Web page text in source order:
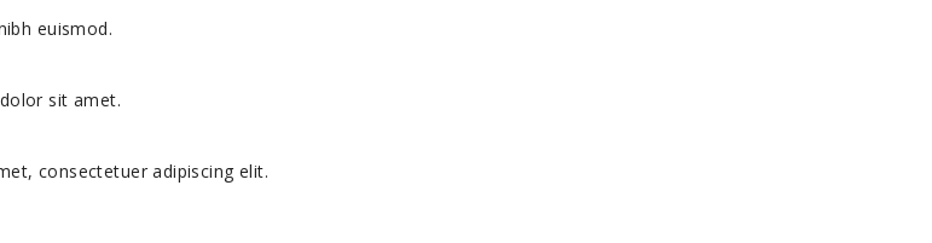
euismod.
sit amet.
consectetuer adipiscing elit.